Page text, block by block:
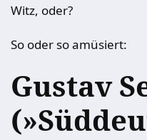
Witz, oder?
So oder so amüsiert:
Gustav